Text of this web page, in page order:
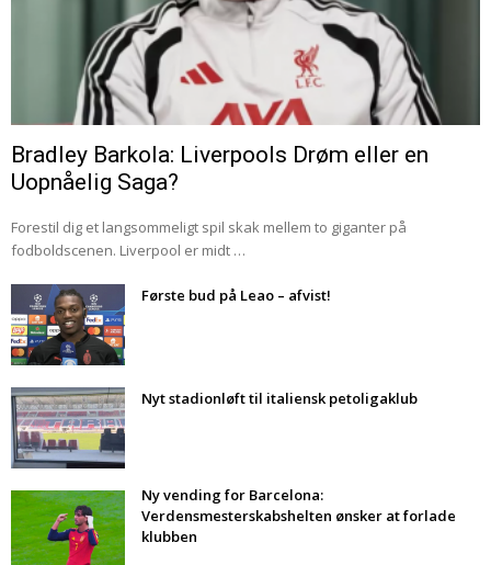
Bradley Barkola: Liverpools Drøm eller en
Uopnåelig Saga?
Forestil dig et langsommeligt spil skak mellem to giganter på
fodboldscenen. Liverpool er midt …
Første bud på Leao – afvist!
Nyt stadionløft til italiensk petoligaklub
Ny vending for Barcelona:
Verdensmesterskabshelten ønsker at forlade
klubben